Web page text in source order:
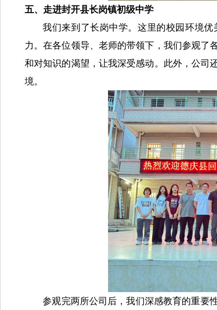
五、走进封开县长岗镇初级中学
我们来到了长岗中学。这里的校园环境
力。在各位领导、老师的带领下，我们参观了
和对知识的渴望，让我深受感动。此外，公司
境。
参观完两所公司后，我们深感教育的重要